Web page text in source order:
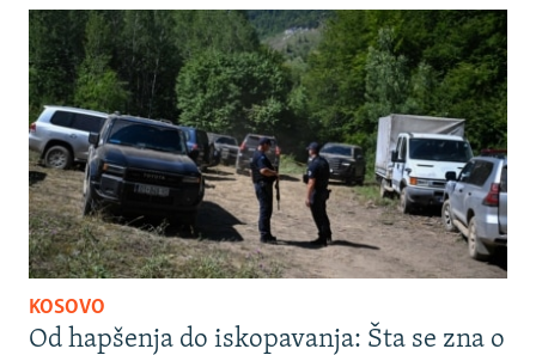
KOSOVO
Od hapšenja do iskopavanja: Šta se zna o